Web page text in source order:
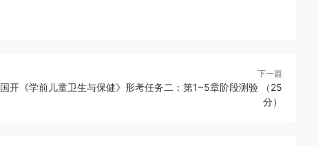
下一篇
国开《学前儿童卫生与保健》形考任务二：第1~5章阶段测验 （25
分）